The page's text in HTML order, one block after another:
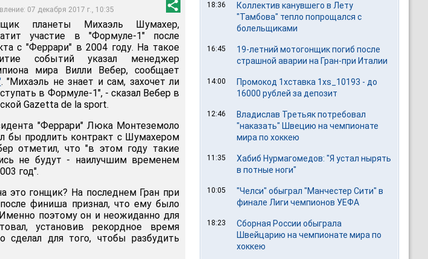
07 декабря 2017 г., 10:35
планеты Михаэль Шумахер,
участие в "Формуле-1" после
с "Феррари" в 2004 году. На такое
событий указал менеджер
мира Вилли Вебер, сообщает
. "Михаэль не знает и сам, захочет ли
в Формуле-1", - сказал Вебер в
Gazetta de la sport.
"Феррари" Люка Монтеземоло
бы продлить контракт с Шумахером
отметил, что "в этом году такие
не будут - наилучшим временем
год".
это гонщик? На последнем Гран при
финиша признал, что ему было
Именно поэтому он и неожиданно для
установив рекордное время
сделал для того, чтобы разбудить
18:36
Коллектив канувшего в Лету
"Тамбова" тепло попрощался с
болельщиками
16:45
19-летний мотогонщик погиб после
страшной аварии на Гран-при Италии
14:00
Промокод 1хставка 1xs_10193 - до
16000 рублей за депозит
12:46
Владислав Третьяк потребовал
"наказать" Швецию на чемпионате
мира по хоккею
11:35
Хабиб Нурмагомедов: "Я устал нырять
в потные ноги"
10:05
"Челси" обыграл "Манчестер Сити" в
финале Лиги чемпионов УЕФА
18:23
Сборная России обыграла
Швейцарию на чемпионате мира по
хоккею